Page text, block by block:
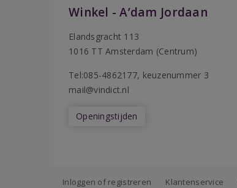
Winkel - A’dam Jordaan
Elandsgracht 113
1016 TT Amsterdam (Centrum)
Tel:085-4862177, keuzenummer 3
mail@vindict.nl
Openingstijden
Inloggen of registreren Klantenservice